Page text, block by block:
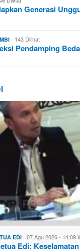
Generasi
143 Dilihat
Pendamping
EDI 07 Agu 2026 - 14:09
Edi: